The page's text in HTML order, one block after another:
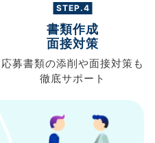
STEP.4
書類作成
面接対策
応募書類の添削や面接対策も
徹底サポート